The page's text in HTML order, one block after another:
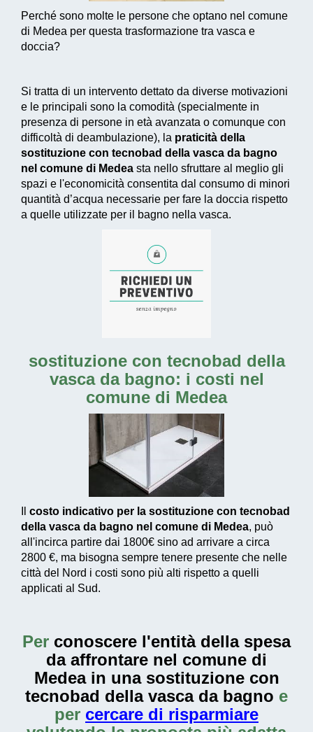
Perché sono molte le persone che optano nel comune
di Medea per questa trasformazione tra vasca e
doccia?
Si tratta di un intervento dettato da diverse motivazioni
e le principali sono la comodità (specialmente in
presenza di persone in età avanzata o comunque con
difficoltà di deambulazione), la praticità della
sostituzione con tecnobad della vasca da bagno
nel comune di Medea sta nello sfruttare al meglio gli
spazi e l'economicità consentita dal consumo di minori
quantità d’acqua necessarie per fare la doccia rispetto
a quelle utilizzate per il bagno nella vasca.
sostituzione con tecnobad della
vasca da bagno: i costi nel
comune di Medea
costo indicativo per la sostituzione con tecnobad
della vasca da bagno nel comune di Medea, può
all'incirca partire dai 1800€ sino ad arrivare a circa
2800 €, ma bisogna sempre tenere presente che nelle
città del Nord i costi sono più alti rispetto a quelli
applicati al Sud.
Per conoscere l'entità della spesa
da affrontare nel comune di
Medea in una sostituzione con
tecnobad della vasca da bagno e
per cercare di risparmiare